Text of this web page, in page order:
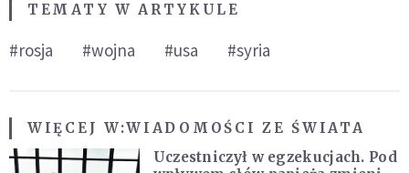
TEMATY W ARTYKULE
#rosja #wojna #usa #syria
WIĘCEJ W:WIADOMOŚCI ZE ŚWIATA
Uczestniczył w egzekucjach. Pod